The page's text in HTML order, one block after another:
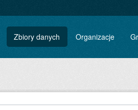
Zbiory danych Organizacje